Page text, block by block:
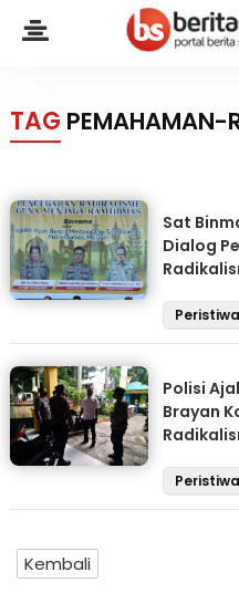
TAG PEMAHAMAN-
Sat
Dialog
Peristiwa
Polisi
Brayan
Peristiwa
Kembali